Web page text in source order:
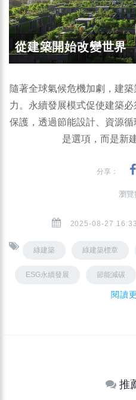
從建築開始改變世界
隨著全球氣候危機加劇，建
力。永續發展模式促使建築
保護，透過節能設計、資源
是選項，而是新
分享：
瀏
2025-08-27 16:33
綠建築 綠建築標章
ESG永續發展 節能減碳
閱讀
推